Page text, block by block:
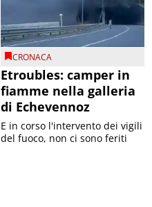
CRONACA
Etroubles: camper in
fiamme nella galleria
di Echevennoz
E in corso l'intervento dei vigili
del fuoco, non ci sono feriti